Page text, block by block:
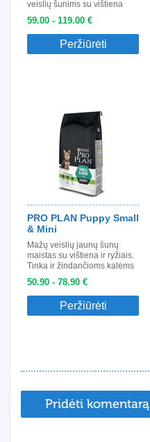
veislių šunims su vištiena
59.00 - 119.00 €
Peržiūrėti
PRO PLAN Puppy Small
& Mini
Mažų veislių jaunų šunų
maistas su vištiena ir ryžiais.
Tinka ir žindančioms kalėms
50.90 - 78.90 €
Peržiūrėti
Pridėti komentarą